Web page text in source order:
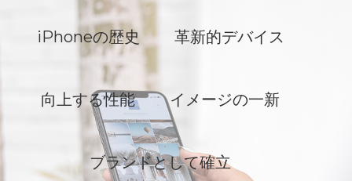
iPhoneの歴史 革新的デバイス
向上する性能 イメージの一新
ブランドとして確立